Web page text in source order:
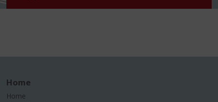
Home
Home